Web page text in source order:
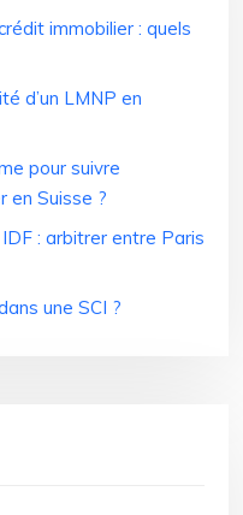
immobilier : quels
d’un LMNP en
pour suivre
en Suisse ?
: arbitrer entre Paris
une SCI ?